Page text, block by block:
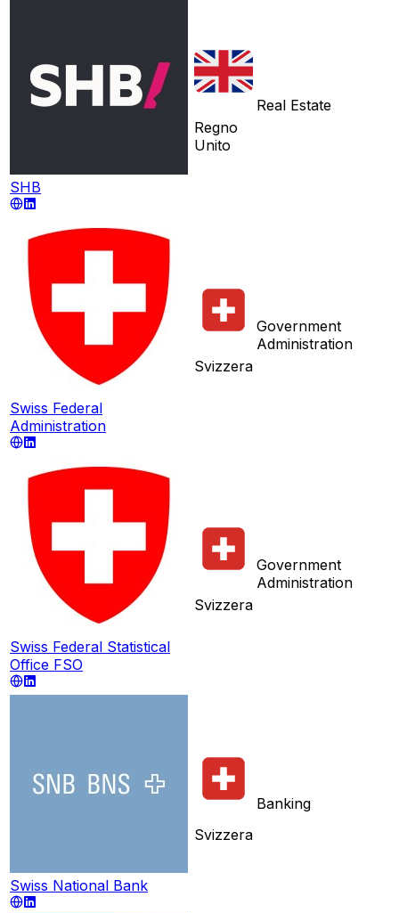
SHB
Regno
Unito
Real Estate
Swiss Federal
Administration
Svizzera
Government
Administration
Swiss Federal Statistical
Office FSO
Svizzera
Government
Administration
Swiss National Bank
Svizzera
Banking